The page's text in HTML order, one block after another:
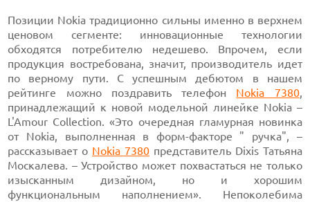
Позиции Nokia традиционно сильны именно в верхнем
ценовом сегменте: инновационные технологии
обходятся потребителю недешево. Впрочем, если
продукция востребована, значит, производитель идет
по верному пути. С успешным дебютом в нашем
рейтинге можно поздравить телефон Nokia 7380,
принадлежащий к новой модельной линейке Nokia –
L'Amour Collection. «Это очередная гламурная новинка
от Nokia, выполненная в форм-факторе " ручка", –
рассказывает о Nokia 7380 представительDixis Татьяна
Москалева. – Устройство может похвастаться не только
изысканным дизайном, но и хорошим
функциональным наполнением». Непоколебима